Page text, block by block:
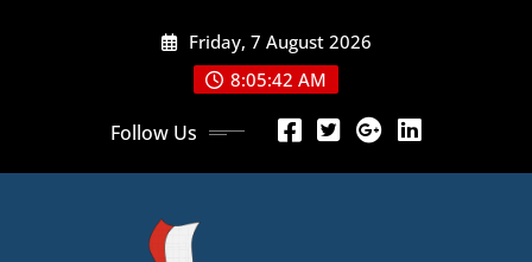
Friday, 7 August 2026
8:05:43 AM
Follow Us